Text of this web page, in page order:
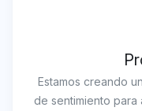
Estamos creando
de sentimiento para